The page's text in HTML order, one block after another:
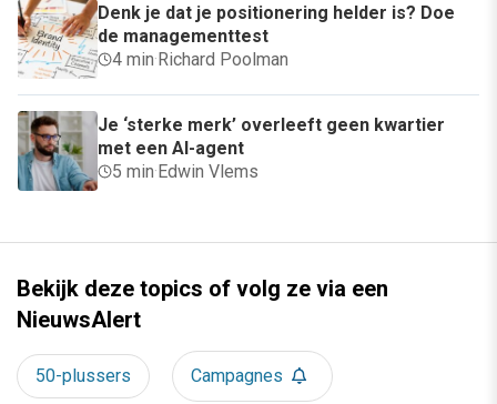
Denk je dat je positionering helder is? Doe
de managementtest
4 min·Richard Poolman
Je ‘sterke merk’ overleeft geen kwartier
met een AI-agent
5 min·Edwin Vlems
Bekijk deze topics of volg ze via een
NieuwsAlert
50-plussers Campagnes